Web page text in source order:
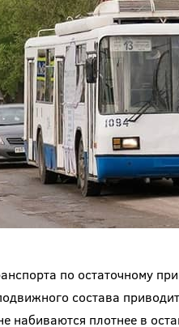
по остаточному
состава
набиваются плотнее в